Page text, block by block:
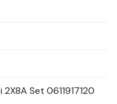
2X8A Set 0611917120